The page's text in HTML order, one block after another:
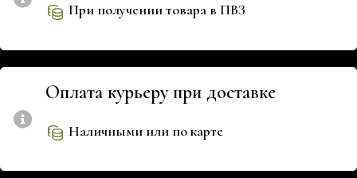
При получении товара в ПВЗ
Оплата курьеру при доставке
Наличными или по карте